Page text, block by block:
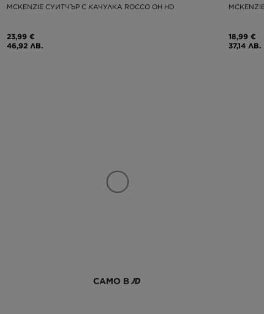
MCKENZIE СУИТЧЪР С КАЧУЛКА ROCCO OH HD
23,99 €
46,92 ЛВ.
18,99 €
37,14 ЛВ.
САМО В